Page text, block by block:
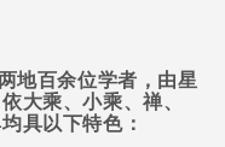
地百余位学者，由星
大乘、小乘、禅、
具以下特色：